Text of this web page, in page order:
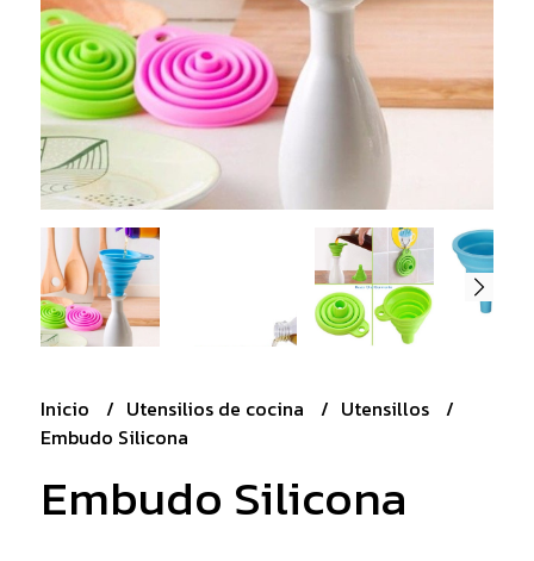
Inicio Utensilios de cocina
Utensillos
Embudo Silicona
Embudo Silicona